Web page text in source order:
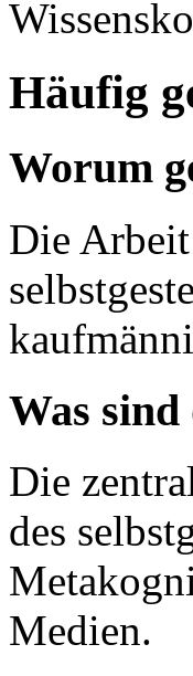
Häufig
Worum
Die
Was
Die
des
Medien.